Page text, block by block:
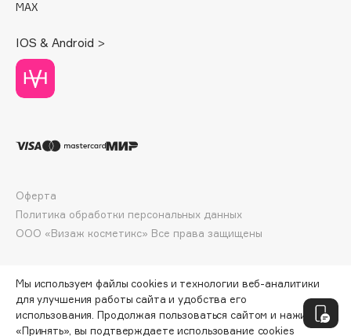
Dior
Divage
Dolce & Gabbana
DP Daily Perfection
Dr.Althea
Dr.Ceuracle
Dr.Jart+
Dyson
MAX
IOS & Android >
ООО «Визаж косметикс» Все права защищены
Оферта
Политика обработки персональных данных
Мы используем файлы cookies и технологии веб-аналитики
для улучшения работы сайта и удобства его
использования. Продолжая пользоваться сайтом и нажимая
«Принять», вы подтверждаете использование cookies